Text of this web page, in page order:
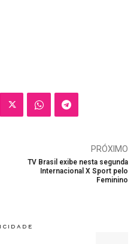
PRÓXIMO
TV Brasil exibe nesta segunda
Internacional X Sport pelo
Feminino